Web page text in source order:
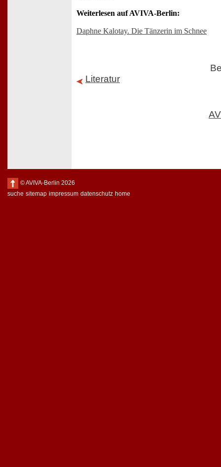
Weiterlesen auf AVIVA-Berlin:
Daphne Kalotay. Die Tänzerin im Schnee
Literatur
© AVIVA-Berlin 2026
suche sitemap impressum datenschutz home